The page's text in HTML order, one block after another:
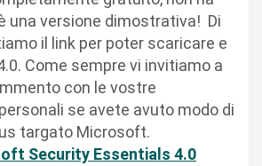
una versione dimostrativa! Di
il link per poter scaricare e
Come sempre vi invitiamo a
con le vostre
se avete avuto modo di
targato Microsoft.
Security Essentials 4.0